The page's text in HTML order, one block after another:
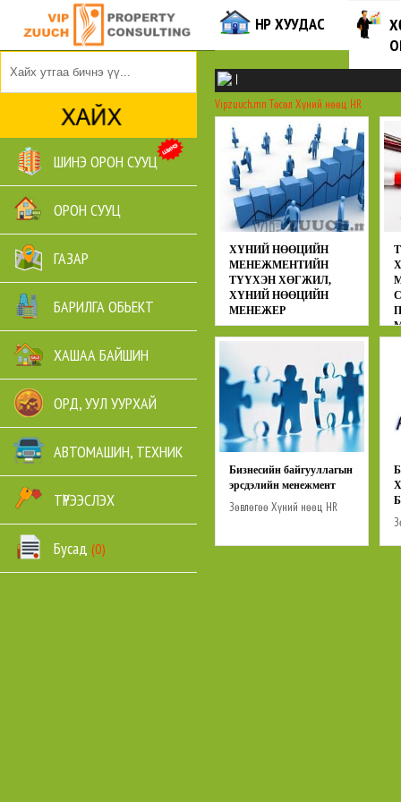
ШИНЭ ОРОН СУУЦ
ОРОН СУУЦ
ГАЗАР
БАРИЛГА ОБЬЕКТ
ХАШАА БАЙШИН
ОРД, УУЛ УУРХАЙ
АВТОМАШИН, ТЕХНИК
ТҮРЭЭСЛЭХ
Бусад (0)
НҮҮР ХУУДАС
|
Vipzuuch.mn Төсөл Хүний нөөц HR
ХҮНИЙ НӨӨЦИЙН
МЕНЕЖМЕНТИЙН
ТҮҮХЭН ХӨГЖИЛ,
ХҮНИЙ НӨӨЦИЙН
МЕНЕЖЕР
Бизнесийн байгууллагын
эрсдэлийн менежмент
Зөвлөгөө Хүний нөөц HR